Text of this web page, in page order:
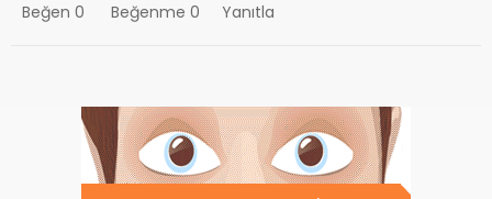
Beğen 0 Beğenme 0 Yanıtla